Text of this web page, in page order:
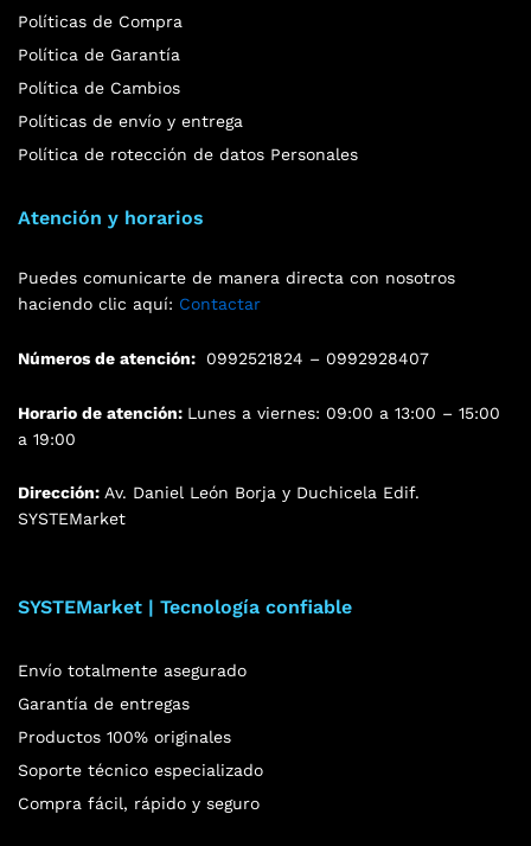
Políticas de Compra
Política de Garantía
Política de Cambios
Políticas de envío y entrega
Política de rotección de datos Personales
Atención y horarios
Puedes comunicarte de manera directa con nosotros
haciendo clic aquí: Contactar
Números de atención: 0992521824 – 0992928407
Horario de atención: Lunes a viernes: 09:00 a 13:00 – 15:00
a 19:00
Dirección: Av. Daniel León Borja y Duchicela Edif.
SYSTEMarket
SYSTEMarket | Tecnología confiable
Envío totalmente asegurado
Garantía de entregas
Productos 100% originales
Soporte técnico especializado
Compra fácil, rápido y seguro